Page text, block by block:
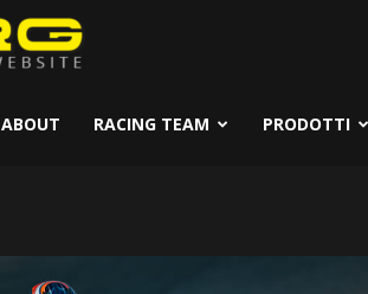
Kart
ABOUT RACING TEAM PRODOTTI